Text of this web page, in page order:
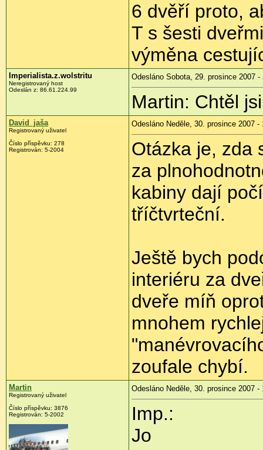
6 dvěří proto,
T s šesti
výměna
Imperialista.z.wolstritu
Neregistrovaný host
Odeslán z: 86.61.224.99
Odesláno Sobota, 29. prosince 2007 -
Martin: Chtěl
David_jaša
Registrovaný uživatel
Číslo příspěvku: 278
Registrován: 5-2004
Odesláno Neděle, 30. prosince 2007 -
Otázka je, zda
za
kabiny dají
tříčtvrteční.
Ještě bych
interiéru za
dveře míň
mnohem
zoufale chybí.
Martin
Registrovaný uživatel
Číslo příspěvku: 3876
Registrován: 5-2002
Odesláno Neděle, 30. prosince 2007 -
Imp.:
Jo